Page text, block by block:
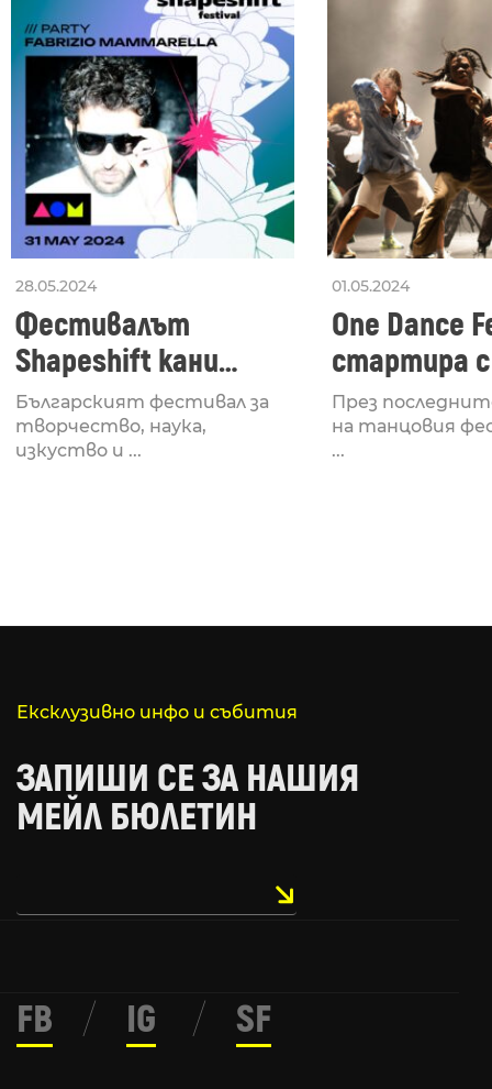
28.05.2024
Фестивалът
Shapeshift кани
Fabrizio Mammarella
за откриването си
Българският фестивал за
творчество, наука,
изкуство и ...
01.05.2024
One Dance
стартира
Lucid,
рейв
През
на танцовия
...
Ексклузивно инфо и събития
ЗАПИШИ СЕ ЗА НАШИЯ
МЕЙЛ БЮЛЕТИН
FB / IG / SF